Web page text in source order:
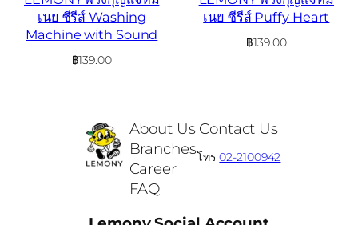
เนย ซีรีส์ Washing
Machine with Sound
฿139.00
เนย ซีรีส์ Puffy Heart
฿139.00
About Us
Branches
Career
FAQ
Contact Us
โทร02-2100942